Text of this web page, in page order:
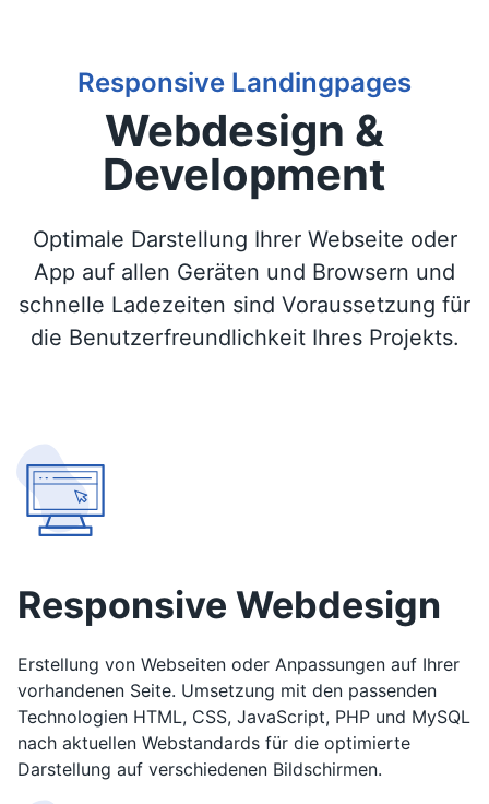
Responsive Landingpages
Webdesign &
Development
Optimale Darstellung Ihrer Webseite oder
App auf allen Geräten und Browsern und
schnelle Ladezeiten sind Voraussetzung für
die Benutzerfreundlichkeit Ihres Projekts.
Responsive Webdesign
Erstellung von Webseiten oder Anpassungen auf Ihrer
vorhandenen Seite. Umsetzung mit den passenden
Technologien HTML, CSS, JavaScript, PHP und MySQL
nach aktuellen Webstandards für die optimierte
Darstellung auf verschiedenen Bildschirmen.